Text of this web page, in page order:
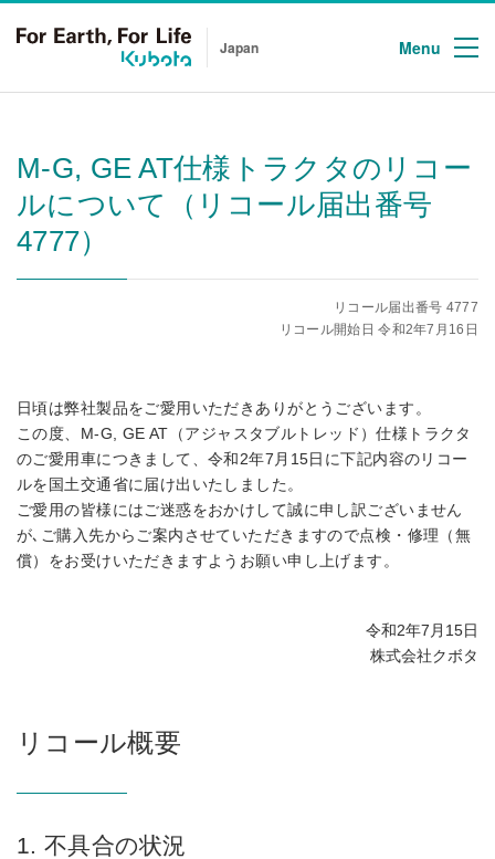
Japan Menu
M-G, GE AT仕様トラクタのリコー
ルについて（リコール届出番号
4777）
リコール届出番号 4777
リコール開始日 令和2年7月16日
日頃は弊社製品をご愛用いただきありがとうございます。
この度、M-G, GE AT（アジャスタブルトレッド）仕様トラクタ
のご愛用車につきまして、令和2年7月15日に下記内容のリコー
ルを国土交通省に届け出いたしました。
ご愛用の皆様にはご迷惑をおかけして誠に申し訳ございません
が､ご購入先からご案内させていただきますので点検・修理（無
償）をお受けいただきますようお願い申し上げます。
令和2年7月15日
株式会社クボタ
リコール概要
1. 不具合の状況